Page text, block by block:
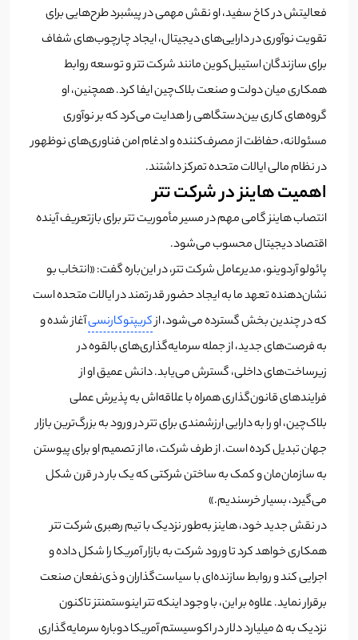
فعالیتش در کاخ سفید، او نقش مهمی در پیشبرد طرح‌هایی برای
تقویت نوآوری در دارایی‌های دیجیتال، ایجاد چارچوب‌های شفاف
برای سازندگان استیبل‌کوین مانند شرکت تتر و توسعه روابط
همکاری میان دولت و صنعت بلاک‌چین ایفا کرد. همچنین، او
گروه‌های کاری بین‌دستگاهی را هدایت می‌کرد که بر نوآوری
مسئولانه، حفاظت از مصرف‌کننده و ادغام امن فناوری‌های نوظهور
در نظام مالی ایالات متحده تمرکز داشتند.
اهمیت هاینز در شرکت تتر
انتصاب هاینز گامی مهم در مسیر مأموریت تتر برای بازتعریف آینده
اقتصاد دیجیتال محسوب می‌شود.
پائولو آردوینو، مدیرعامل شرکت تتر، در این‌باره گفت: «انتخاب بو
نشان‌دهنده تعهد ما به ایجاد حضور قدرتمند در ایالات متحده است
که در چندین بخش گسترده می‌شود، ازکریپتوکارنسیآغاز شده و
به فرصت‌های جدید، از جمله سرمایه‌گذاری‌های بالقوه در
زیرساخت‌های داخلی، گسترش می‌یابد. دانش عمیق او از
فرایندهای قانون‌گذاری همراه با علاقه‌اش به پذیرش عملی
بلاک‌چین، او را به دارایی ارزشمندی برای تتر در ورود به بزرگ‌ترین بازار
جهان تبدیل کرده است. از طرف شرکت، ما از تصمیم او برای پیوستن
به سازمان‌مان و کمک به ساختن شرکتی که یک بار در قرن شکل
می‌گیرد، بسیار خرسندیم.»
در نقش جدید خود، هاینز به‌طور نزدیک با تیم رهبری شرکت تتر
همکاری خواهد کرد تا ورود شرکت به بازار آمریکا را شکل داده و
اجرایی کند و روابط سازنده‌ای با سیاست‌گذاران و ذی‌نفعان صنعت
برقرار نماید. علاوه بر این، با وجود اینکه تتر اینوستمنتز تاکنون
نزدیک به ۵ میلیارد دلار در اکوسیستم آمریکا دوباره سرمایه‌گذاری